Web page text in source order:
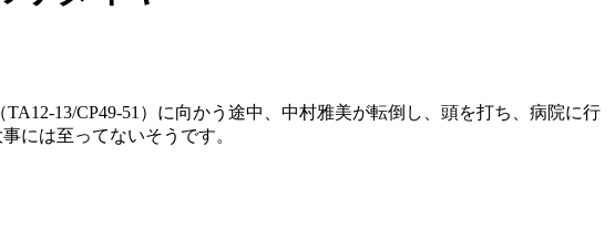
13/CP49-51）に向かう途中、中村雅美が転倒し、頭を打ち、病院に行
には至ってないそうです。